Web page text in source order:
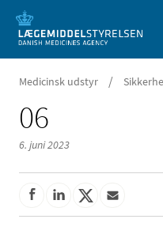
Medicinsk udstyr /
06
6. juni 2023